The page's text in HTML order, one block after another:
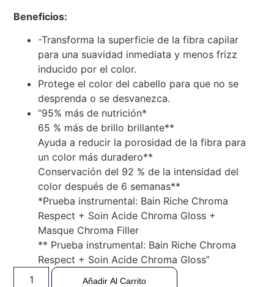
Beneficios:
-Transforma la superficie de la fibra capilar
para una suavidad inmediata y menos frizz
inducido por el color.
Protege el color del cabello para que no se
desprenda o se desvanezca.
“95% más de nutrición*
65 % más de brillo brillante**
Ayuda a reducir la porosidad de la fibra para
un color más duradero**
Conservación del 92 % de la intensidad del
color después de 6 semanas**
*Prueba instrumental: Bain Riche Chroma
Respect + Soin Acide Chroma Gloss +
Masque Chroma Filler
** Prueba instrumental: Bain Riche Chroma
Respect + Soin Acide Chroma Gloss”
Añadir Al Carrito